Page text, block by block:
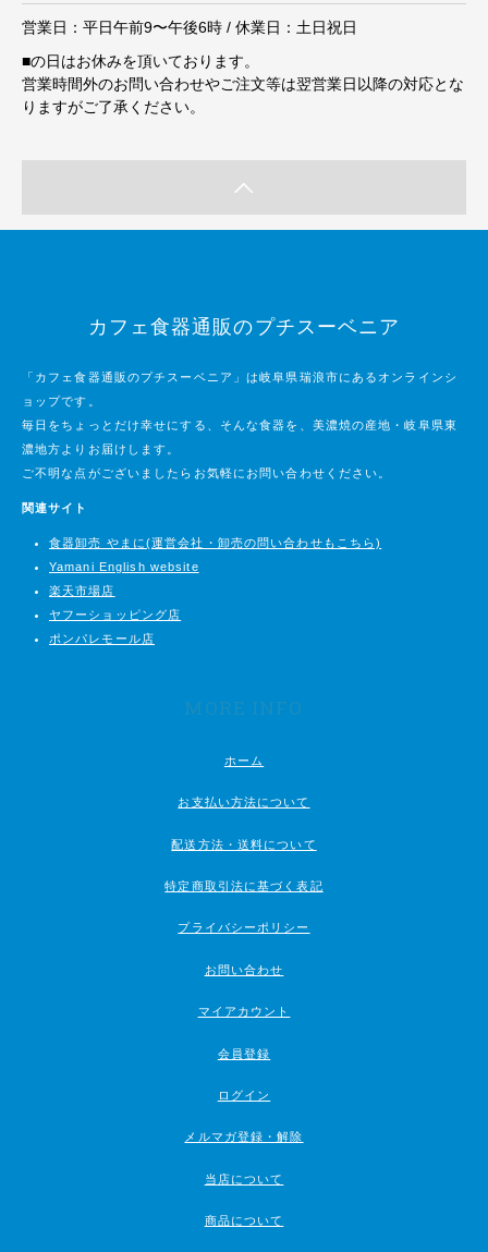
営業日：平日午前9〜午後6時 / 休業日：土日祝日
■の日はお休みを頂いております。
営業時間外のお問い合わせやご注文等は翌営業日以降の対応とな
りますがご了承ください。
カフェ食器通販のプチスーベニア
「カフェ食器通販のプチスーベニア」は岐阜県瑞浪市にあるオンラインシ
ョップです。
毎日をちょっとだけ幸せにする、そんな食器を、美濃焼の産地・岐阜県東
濃地方よりお届けします。
ご不明な点がございましたらお気軽にお問い合わせください。
関連サイト
食器卸売 やまに(運営会社・卸売の問い合わせもこちら)
Yamani English website
楽天市場店
ヤフーショッピング店
ポンパレモール店
MORE INFO
ホーム
お支払い方法について
配送方法・送料について
特定商取引法に基づく表記
プライバシーポリシー
お問い合わせ
マイアカウント
会員登録
ログイン
メルマガ登録・解除
当店について
商品について